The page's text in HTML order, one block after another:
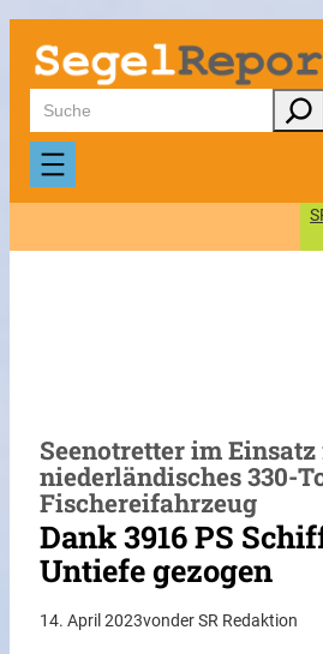
Zum
Inhalt
springen
Suchen
Seenotretter im
niederländisches 330-
Fischereifahrzeug
Dank 3916 PS
Untiefe gezogen
14. April 2023vonder SR Redaktion